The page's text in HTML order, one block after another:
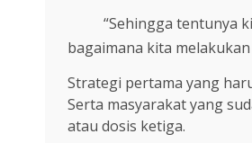
“Sehingga tentunya
bagaimana kita
Strategi pertama yang
Serta masyarakat yang
atau dosis ketiga.